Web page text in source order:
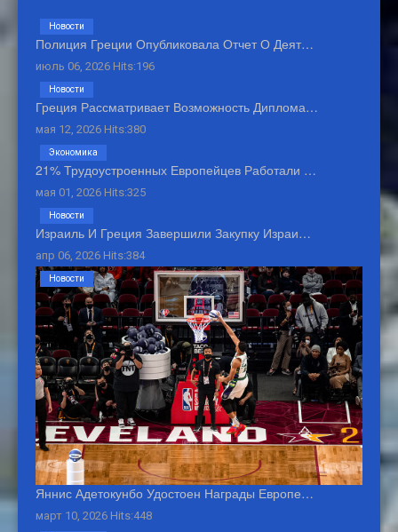
Полиция Греции Опубликовала Отчет О Деят…
июль 06, 2026 Hits:196
Новости
Греция Рассматривает Возможность Диплома…
мая 12, 2026 Hits:380
Новости
21% Трудоустроенных Европейцев Работали …
мая 01, 2026 Hits:325
Экономика
Израиль И Греция Завершили Закупку Израи…
апр 06, 2026 Hits:384
Новости
Яннис Адетокунбо Удостоен Награды Европе…
март 10, 2026 Hits:448
Новости